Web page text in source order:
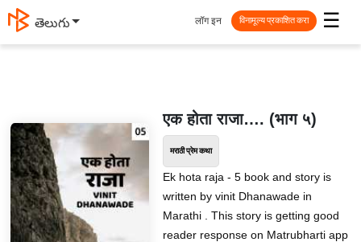
తెలుగు ☰
लॉग इन विनामूल्य प्रकाशित करा
एक होता राजा…. (भाग ५)
मराठी प्रेम कथा
Ek hota raja - 5 book and story is
written by vinit Dhanawade in
Marathi . This story is getting good
reader response on Matrubharti app